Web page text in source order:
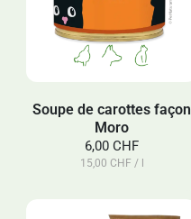
Soupe de carottes façon
Moro
6,00 CHF
15,00 CHF / l